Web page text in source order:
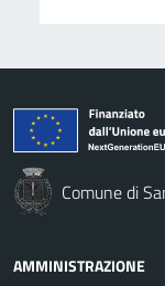
Comune di
AMMINISTRAZIONE